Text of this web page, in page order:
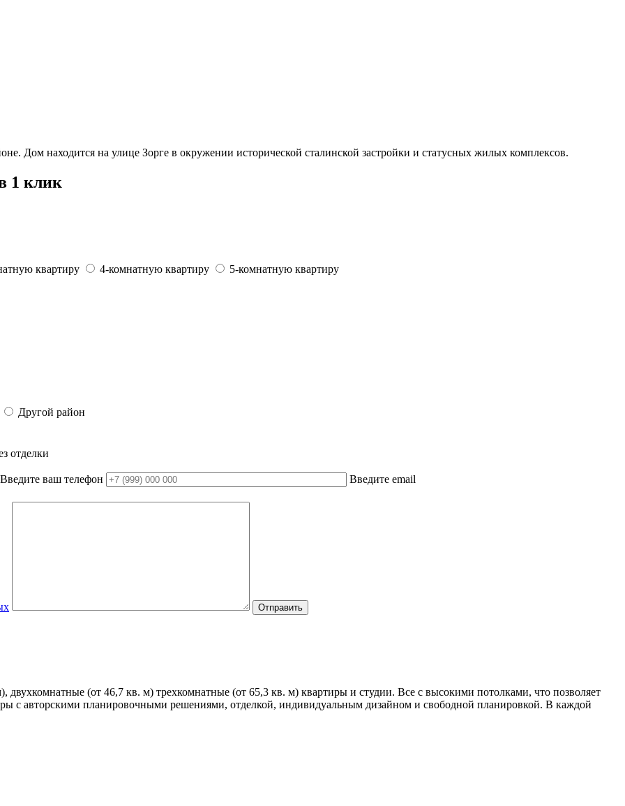
Дом находится на улице Зорге в окружении исторической сталинской застройки и статусных жилых комплексов.
1 клик
квартиру 4-комнатную квартиру 5-комнатную квартиру
Другой район
отделки
Введите ваш телефон Введите email
(от 46,7 кв. м) трехкомнатные (от 65,3 кв. м) квартиры и студии. Все с высокими потолками, что позволяет
с авторскими планировочными решениями, отделкой, индивидуальным дизайном и свободной планировкой. В каждой